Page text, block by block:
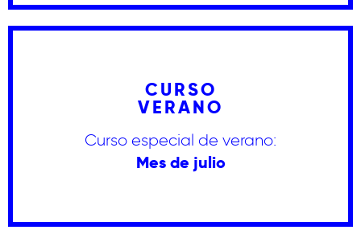
CURSO
VERANO
Curso especial de verano:
Mes de julio